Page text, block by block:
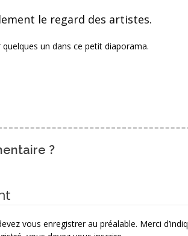
le regard des artistes.
un dans ce petit diaporama.
?
vous enregistrer au préalable. Merci